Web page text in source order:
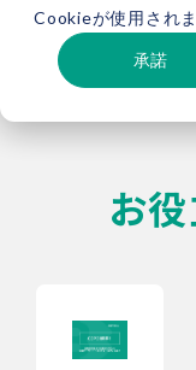
Cookieが使用されま
承諾
お